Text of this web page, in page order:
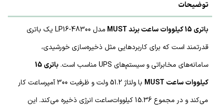
توضیحات
باتری 15 کیلووات ساعت برند MUST
مدل LP16-48300 یک باتری
قدرتمند است که برای کاربردهایی مثل ذخیره‌سازی خورشیدی،
سامانه‌های مخابراتی و سیستم‌های UPS مناسب است.
باتری 15
کیلووات ساعت MUST
با ولتاژ 51.2 ولت و ظرفیت 300 آمپرساعت کار
می‌کند و در مجموع 15.36 کیلووات‌ساعت انرژی ذخیره می‌کند. این